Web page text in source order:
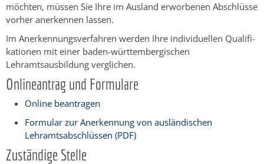
möchten, müssen Sie Ihre im Ausland erworbenen Abschlüsse
vorher anerkennen lassen.
Im Anerkennungsverfahren werden Ihre individuellen Qualifi­
kationen mit einer baden-württembergischen
Lehramtsausbildung verglichen.
Onlineantrag und Formulare
Online beantragen
Formular zur Anerkennung von ausländischen
Lehramtsabschlüssen (PDF)
Zuständige Stelle